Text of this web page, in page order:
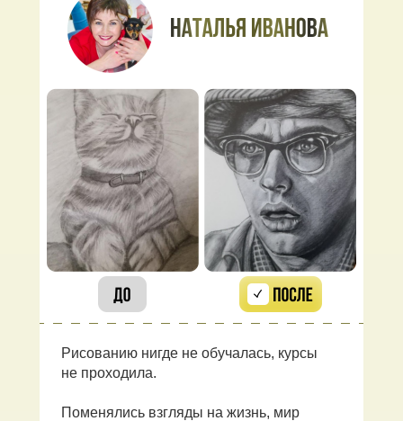
Рисованию нигде не обучалась, курсы
не проходила.
Поменялись взгляды на жизнь, мир